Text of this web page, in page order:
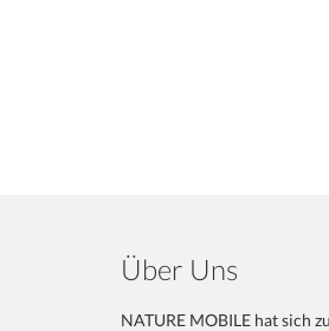
Über Uns
NATURE MOBILE hat sich